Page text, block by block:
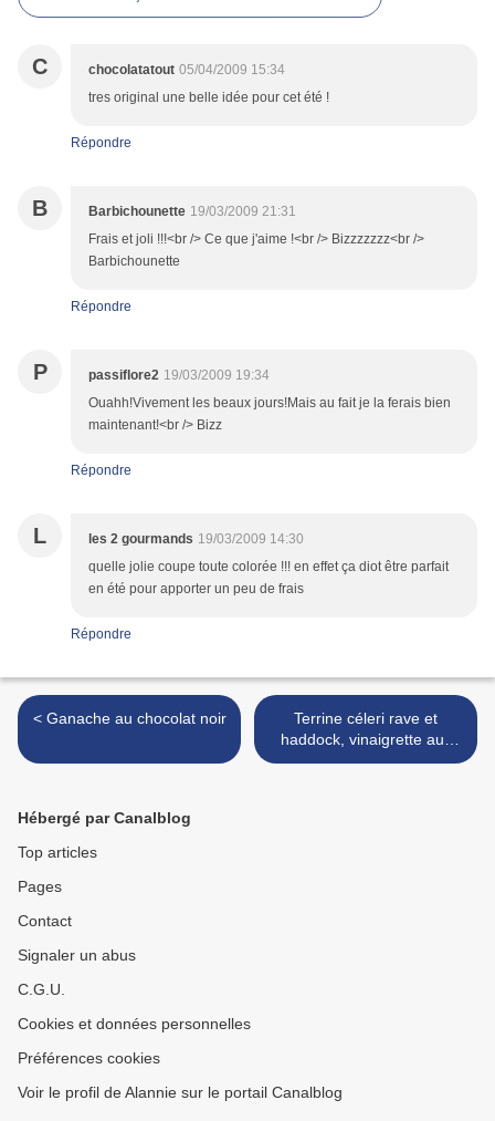
C chocolatatout 05/04/2009 15:34
tres original une belle idée pour cet été !
Répondre
B Barbichounette 19/03/2009 21:31
Frais et joli !!!<br /> Ce que j'aime !<br /> Bizzzzzzz<br />
Barbichounette
Répondre
P passiflore2 19/03/2009 19:34
Ouahh!Vivement les beaux jours!Mais au fait je la ferais bien
maintenant!<br /> Bizz
Répondre
L les 2 gourmands 19/03/2009 14:30
quelle jolie coupe toute colorée !!! en effet ça diot être parfait
en été pour apporter un peu de frais
Répondre
< Ganache au chocolat noir
Terrine céleri rave et
haddock, vinaigrette aux
fruits de la passion >
Hébergé par Canalblog
Top articles
Pages
Contact
Signaler un abus
C.G.U.
Cookies et données personnelles
Préférences cookies
Voir le profil de Alannie sur le portail Canalblog